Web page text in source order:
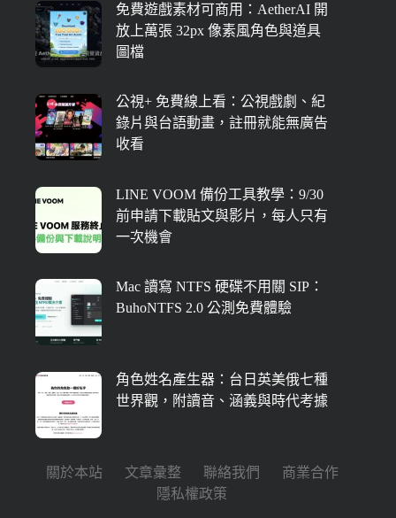
免費遊戲素材可商用：AetherAI 開
放上萬張 32px 像素風角色與道具
圖檔
公視+ 免費線上看：公視戲劇、紀
錄片與台語動畫，註冊就能無廣告
收看
LINE VOOM 備份工具教學：9/30
前申請下載貼文與影片，每人只有
一次機會
Mac 讀寫 NTFS 硬碟不用關 SIP：
BuhoNTFS 2.0 公測免費體驗
角色姓名產生器：台日英美俄七種
世界觀，附讀音、涵義與時代考據
關於本站 文章彙整 聯絡我們
商業合作
隱私權政策